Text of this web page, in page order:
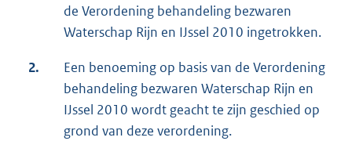
de Verordening behandeling bezwaren
Waterschap Rijn en IJssel 2010 ingetrokken.
2.
Een benoeming op basis van de Verordening
behandeling bezwaren Waterschap Rijn en
IJssel 2010 wordt geacht te zijn geschied op
grond van deze verordening.